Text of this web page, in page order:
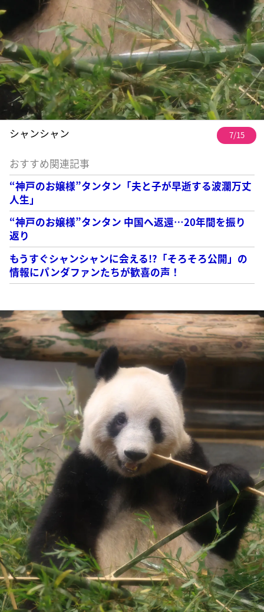
シャンシャン 7/15
おすすめ関連記事
“神戸のお嬢様”タンタン「夫と子が早逝する波瀾万丈
人生」
“神戸のお嬢様”タンタン 中国へ返還…20年間を振り
返り
もうすぐシャンシャンに会える!?「そろそろ公開」の
情報にパンダファンたちが歓喜の声！